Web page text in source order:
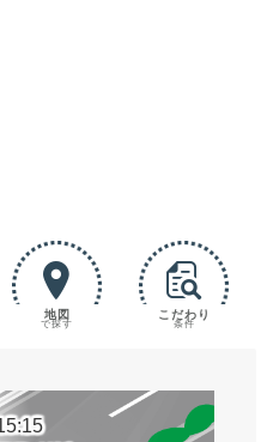
地図
で探す
こだわり
条件